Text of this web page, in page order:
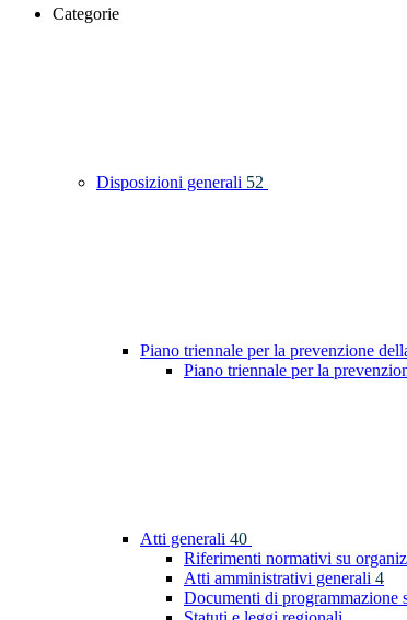
Categorie
Disposizioni generali 52
Piano triennale per la prevenzione
Piano triennale per la
Atti generali 40
Riferimenti normativi su
Atti amministrativi generali 4
Documenti di programmazione